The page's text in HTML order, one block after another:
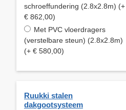
schroeffundering (2.8x2.8m) (+
€ 862,00)
Met PVC vloerdragers
(verstelbare steun) (2.8x2.8m)
(+ € 580,00)
Ruukki stalen
dakgootsysteem